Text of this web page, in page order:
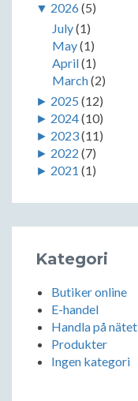
▼ 2026(5)
July(1)
May(1)
April(1)
March(2)
► 2025 (12)
► 2024(10)
► 2023(11)
► 2022 (7)
► 2021 (1)
Kategori
Butiker online
E-handel
Handla på nätet
Produkter
Ingen kategori